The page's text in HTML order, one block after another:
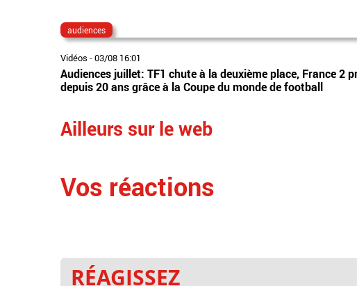
audiences
Vidéos -03/08 16:01
Audiences juillet: TF1 chute à la deuxième place, France 2
depuis 20 ans grâce à la Coupe du monde de football
Ailleurs sur le web
Vos réactions
RÉAGISSEZ